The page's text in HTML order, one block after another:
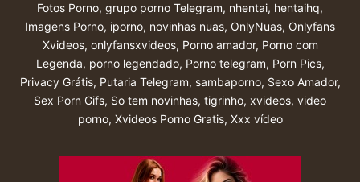
Fotos Porno, grupo porno Telegram, nhentai, hentaihq,
Imagens Porno, iporno, novinhas nuas, OnlyNuas, Onlyfans
Xvideos, onlyfansxvideos, Porno amador, Porno com
Legenda, porno legendado, Porno telegram, Porn Pics,
Privacy Grátis, Putaria Telegram, sambaporno, Sexo Amador,
Sex Porn Gifs, So tem novinhas, tigrinho, xvideos, video
porno, Xvideos Porno Gratis, Xxx vídeo